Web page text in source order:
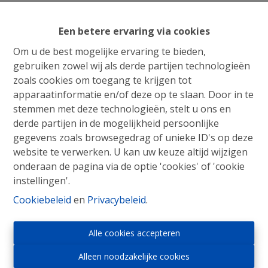
Een betere ervaring via cookies
Om u de best mogelijke ervaring te bieden,
gebruiken zowel wij als derde partijen technologieën
zoals cookies om toegang te krijgen tot
apparaatinformatie en/of deze op te slaan. Door in te
stemmen met deze technologieën, stelt u ons en
derde partijen in de mogelijkheid persoonlijke
gegevens zoals browsegedrag of unieke ID's op deze
website te verwerken. U kan uw keuze altijd wijzigen
onderaan de pagina via de optie 'cookies' of 'cookie
instellingen'.
Cookiebeleid en Privacybeleid.
Alle cookies accepteren
Alleen noodzakelijke cookies
Immo Roosens bv
Winderickxplein 9